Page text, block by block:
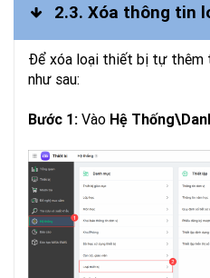
2.3. Xóa thông tin
Để xóa loại thiết bị tự thêm
như sau:
Bước 1: Vào Hệ Thống